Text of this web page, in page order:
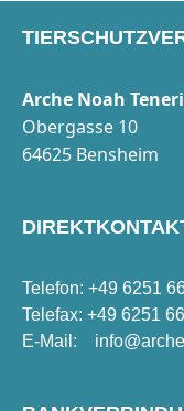
Arche Noah
Obergasse 10
64625 Bensheim
Telefon: +49 6251
Telefax: +49 6251
E-Mail: